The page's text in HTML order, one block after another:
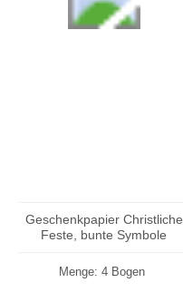
Geschenkpapier Christliche
Feste, bunte Symbole
Menge: 4 Bogen